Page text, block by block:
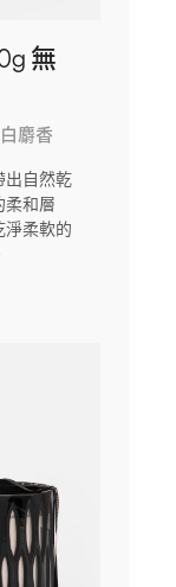
無
麝香
出自然乾
柔和層
淨柔軟的